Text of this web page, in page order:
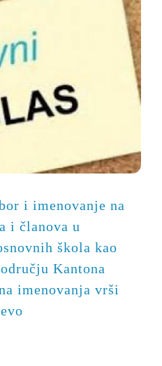
i imenovanje na
i članova u
škola kao
Kantona
imenovanja vrši